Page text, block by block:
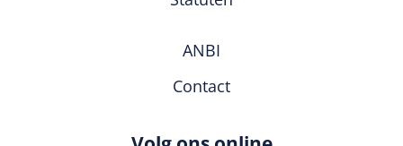
ANBI
Contact